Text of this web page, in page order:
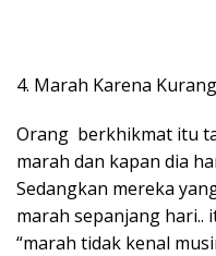
4. Marah Karena
Orang berkhikmat itu
marah dan kapan dia
Sedangkan mereka
marah sepanjang hari..
“marah tidak kenal